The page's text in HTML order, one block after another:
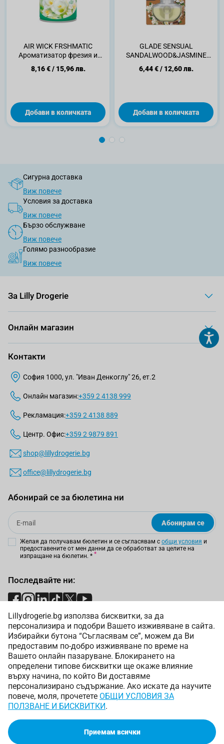
Lillydrogerie.bg използва бисквитки, за да
персонализира и подобри Вашето изживяване в сайта.
Избирайки бутона “Съгласявам се”, можем да Ви
предоставим по-добро изживяване по време на
Вашето онлайн пазаруване. Блокирането на
определени типове бисквитки ще окаже влияние
върху начина, по който Ви доставяме
персонализирано съдържание. Ако искате да научите
повече, моля, прочетете ОБЩИ УСЛОВИЯ ЗА
ПОЛЗВАНЕ И БИСКВИТКИ.
Приемам всички
AIR WICK FRSHMATIC
Ароматизатор фрезия и
жасмин пълнител, 250 мл
8,16 €/ 15,96 лв.
Добави в количката
GLADE SENSUAL
SANDALWOOD&JASMINE
Пълнител за електрически
ароматизатор, 20 мл.
6,44 €/ 12,60 лв.
Добави в количката
Сигурна доставка
Виж повече
Условия за доставка
Виж повече
Бързо обслужване
Виж повече
Голямо разнообразие
Виж повече
За Lilly Drogerie
Онлайн магазин
Контакти
София 1000, ул. "Иван Денкоглу" 26, ет.2
Онлайн магазин:+359 2 4138 999
Рекламация:+359 2 4138 889
Центр. Офис:+359 2 9879 891
shop@lillydrogerie.bg
office@lillydrogerie.bg
Абонирай се за бюлетина ни
Email
Абонирам се
Желая да получавам бюлетин и се съгласявам с общи условия и
предоставените от мен данни да се обработват за целите на
изпращане на бюлетин. *
Последвайте ни:
Начини на плащане:
Начини на доставка:
Copyright © 2025 Лили Дрогерие ЕООД. Всички права